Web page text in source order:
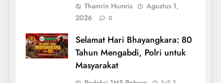
Thamrin Humris
Agustus 1,
2026
0
Selamat Hari Bhayangkara: 80
Tahun Mengabdi, Polri untuk
Masyarakat